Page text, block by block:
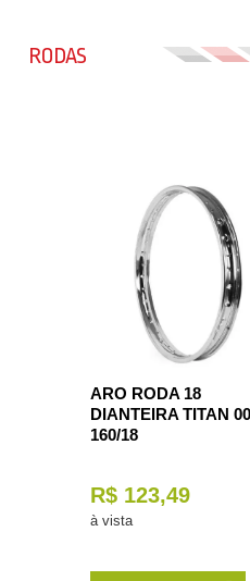
RODAS
ARO RODA 18
DIANTEIRA TITAN
160/18
R$ 123,49
à vista